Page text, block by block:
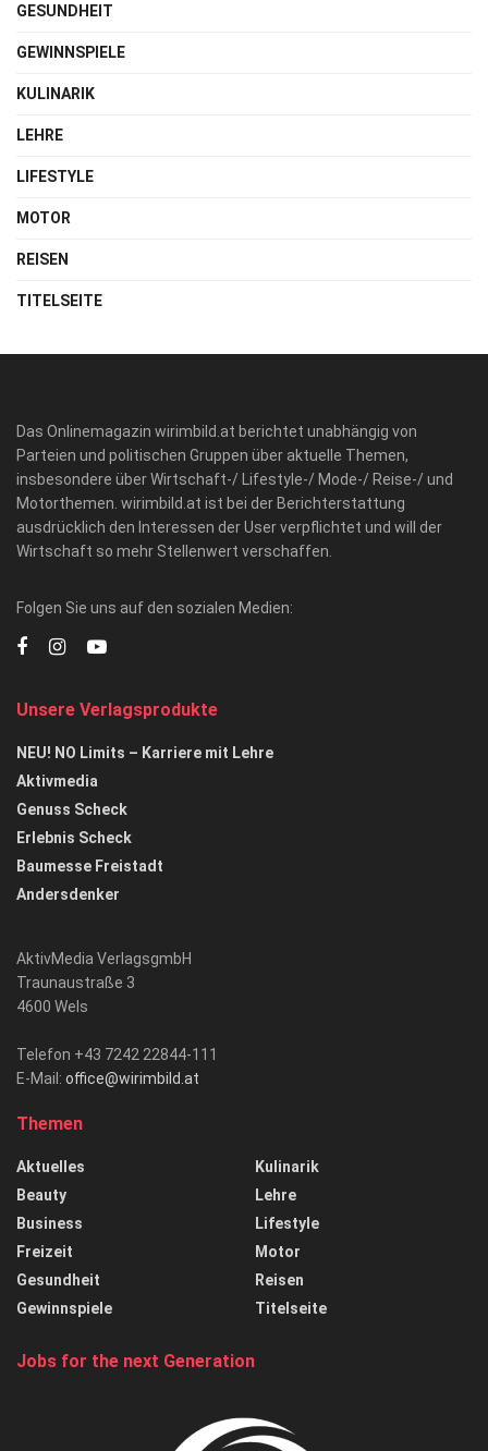
GESUNDHEIT
GEWINNSPIELE
KULINARIK
LEHRE
LIFESTYLE
MOTOR
REISEN
TITELSEITE
Das Onlinemagazin wirimbild.at berichtet unabhängig von
Parteien und politischen Gruppen über aktuelle Themen,
insbesondere über Wirtschaft-/ Lifestyle-/ Mode-/ Reise-/ und
Motorthemen. wirimbild.at ist bei der Berichterstattung
ausdrücklich den Interessen der User verpflichtet und will der
Wirtschaft so mehr Stellenwert verschaffen.
Folgen Sie uns auf den sozialen Medien:
Unsere Verlagsprodukte
NEU! NO Limits – Karriere mit Lehre
Aktivmedia
Genuss Scheck
Erlebnis Scheck
Baumesse Freistadt
Andersdenker
AktivMedia VerlagsgmbH
Traunaustraße 3
4600 Wels
Telefon +43 7242 22844-111
E-Mail: office@wirimbild.at
Themen
Aktuelles
Beauty
Business
Freizeit
Gesundheit
Gewinnspiele
Kulinarik
Lehre
Lifestyle
Motor
Reisen
Titelseite
Jobs for the next Generation